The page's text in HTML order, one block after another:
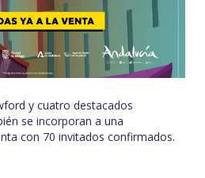
y cuatro destacados
se incorporan a una
con 70 invitados confirmados.